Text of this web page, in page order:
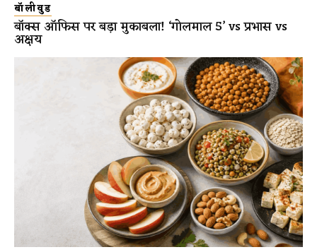
बॉलीवुड
बॉक्स ऑफिस पर बड़ा मुकाबला! ‘गोलमाल 5’ vs प्रभास vs
अक्षय